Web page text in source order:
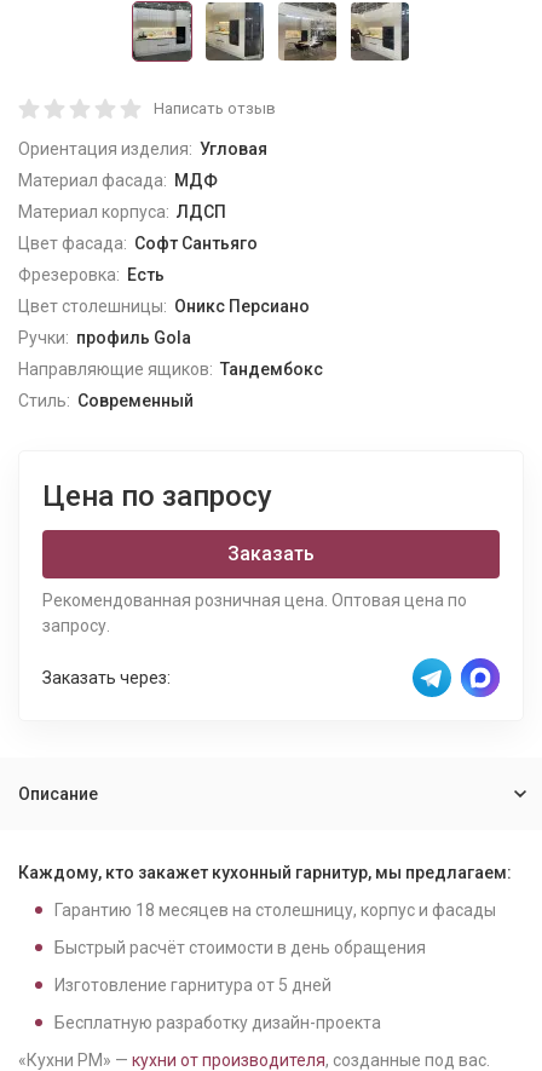
Написать отзыв
Ориентация изделия: Угловая
Материал фасада: МДФ
Материал корпуса: ЛДСП
Цвет фасада: Софт Сантьяго
Фрезеровка: Есть
Цвет столешницы: Оникс Персиано
Ручки: профиль Gola
Направляющие ящиков: Тандембокс
Стиль: Современный
Цена по запросу
Заказать
Рекомендованная розничная цена. Оптовая цена по
запросу.
Заказать через:
Описание
Каждому, кто закажет кухонный гарнитур, мы предлагаем:
Гарантию 18 месяцев на столешницу, корпус и фасады
Быстрый расчёт стоимости в день обращения
Изготовление гарнитура от 5 дней
Бесплатную разработку дизайн-проекта
«Кухни РМ» — кухни от производителя, созданные под вас.